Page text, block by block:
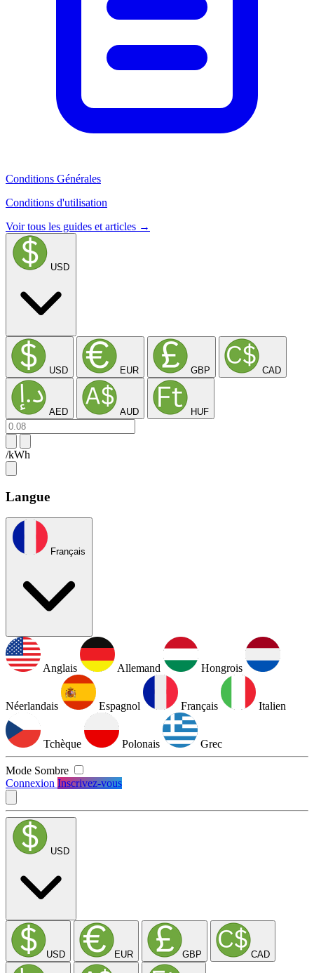
Conditions Générales
Conditions d'utilisation
Voir tous les guides et articles →
USD
USD EUR GBP CAD
AED AUD HUF
/kWh
Langue
Français
Anglais Allemand Hongrois
Néerlandais Espagnol Français Italien
Tchèque Polonais Grec
Mode Sombre
Connexion Inscrivez-vous
USD
USD EUR GBP CAD